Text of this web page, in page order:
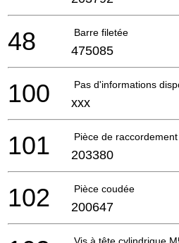
Barre filetée
48 475085
Pas d'informations
100 xxx
Pièce de raccordement
101 203380
Pièce coudée
102 200647
Vis à tête cylindrique